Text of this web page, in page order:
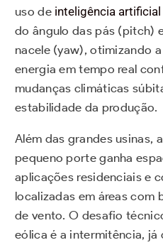
uso de inteligência artificial
do ângulo das pás (pitch)
nacele (yaw), otimizando
energia em tempo real
mudanças climáticas
estabilidade da produção.
Além das grandes usinas,
pequeno porte ganha
aplicações residenciais e
localizadas em áreas com
de vento. O desafio
eólica é a intermitência, já